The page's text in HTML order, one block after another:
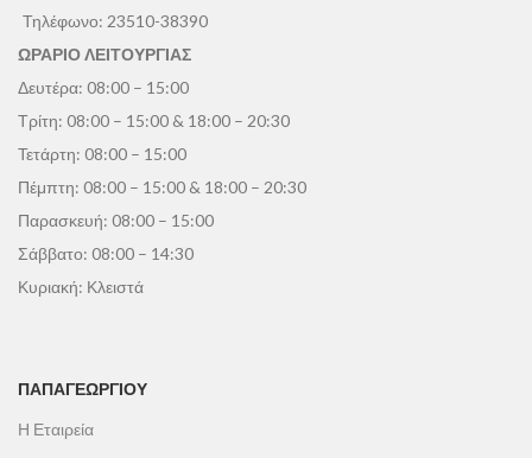
Τηλέφωνο: 23510-38390
ΩΡΑΡΙΟ ΛΕΙΤΟΥΡΓΙΑΣ
Δευτέρα: 08:00 – 15:00
Τρίτη: 08:00 – 15:00 & 18:00 – 20:30
Τετάρτη: 08:00 – 15:00
Πέμπτη: 08:00 – 15:00 & 18:00 – 20:30
Παρασκευή: 08:00 – 15:00
Σάββατο: 08:00 – 14:30
Κυριακή: Κλειστά
ΠΑΠΑΓΕΩΡΓΊΟΥ
Η Εταιρεία